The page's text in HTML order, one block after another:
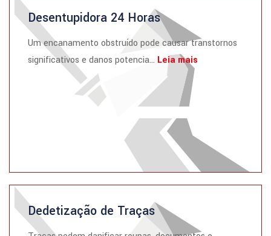
Desentupidora 24 Horas
Um encanamento obstruído pode causar transtornos
significativos e danos potencia... Leia mais
Dedetização de Traças